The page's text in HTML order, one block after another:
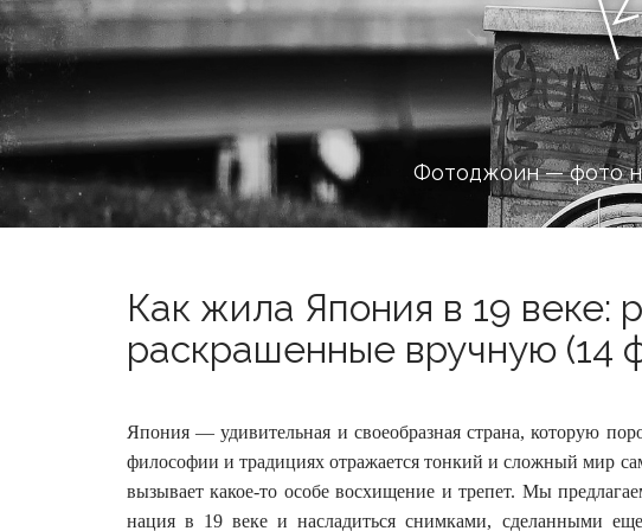
Фотоджоин — фото
Как жила Япония в 19 веке:
раскрашенные вручную (14
Япония — удивительная и своеобразная страна, которую
философии и традициях отражается тонкий и сложный мир
вызывает какое-то особе восхищение и трепет. Мы
нация в 19 веке и насладиться снимками, сделанными